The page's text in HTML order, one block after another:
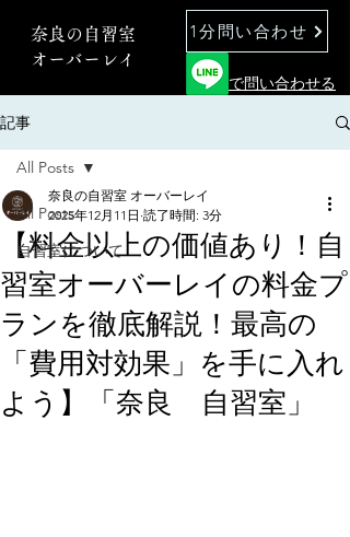
奈良の自習室
オーバーレイ
1分問い合わせ
で問い合わせる
記事
All Posts
自習室について
All Posts
【料金以上の価値あり！自
習室オーバーレイの料金プ
ランを徹底解説！最高の
「費用対効果」を手に入れ
よう】「奈良 自習室」
奈良の自習室 オーバーレイ
2025年12月11日 読了時間: 3分